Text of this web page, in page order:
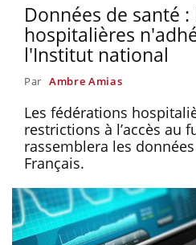
Données de santé
hospitalières
l'Institut national
Par Ambre Amias
Les fédérations
restrictions à l’accès au
rassemblera les
Français.